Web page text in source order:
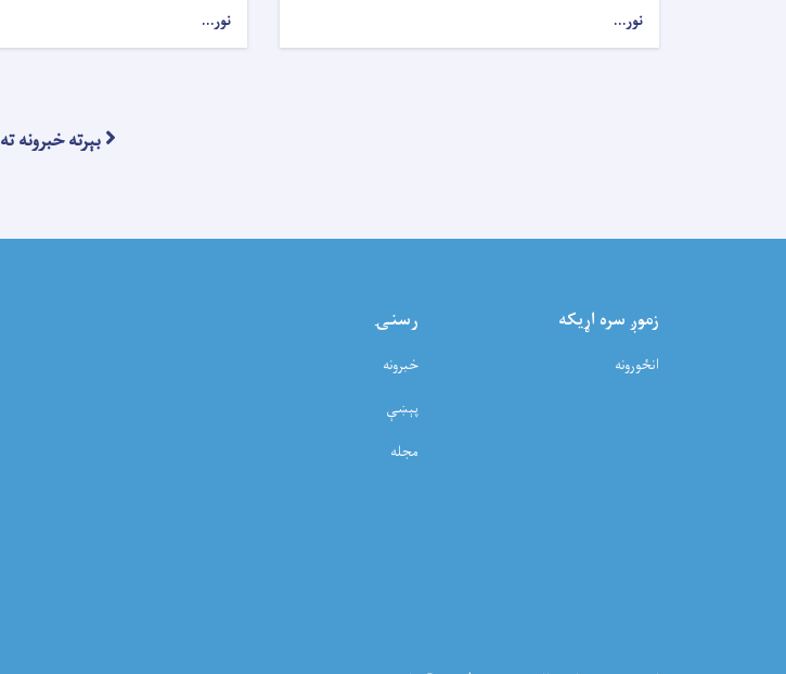
نور... نور...
بېرته خبرونه ته
زموږ سره اړيکه
انځورونه
رسنۍ
خبرونه
پېښې
مجله